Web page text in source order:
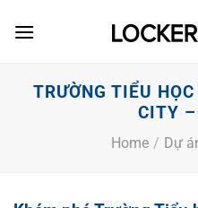
TRƯỜNG TIỂU
CITY
Home / Dự